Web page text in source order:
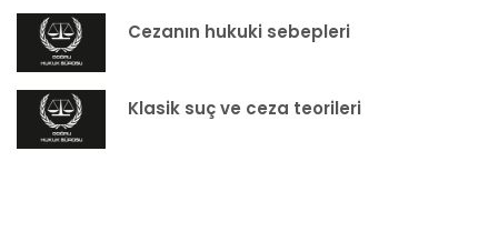
Cezanın hukuki sebepleri
Klasik suç ve ceza teorileri